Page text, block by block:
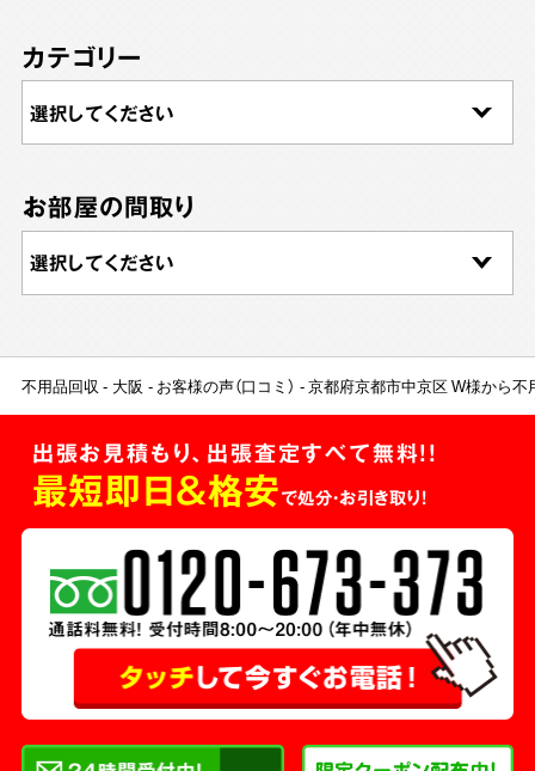
カテゴリー
お部屋の間取り
不用品回収 大阪 お客様の声（口コミ） 京都府京都市中京区 W様から
出張お見積もり、出張査定すべて無料!!
最短即日＆格安で処分・お引き取り！